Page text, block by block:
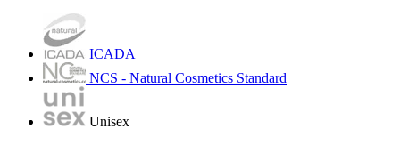
ICADA
NCS - Natural Cosmetics Standard
Unisex